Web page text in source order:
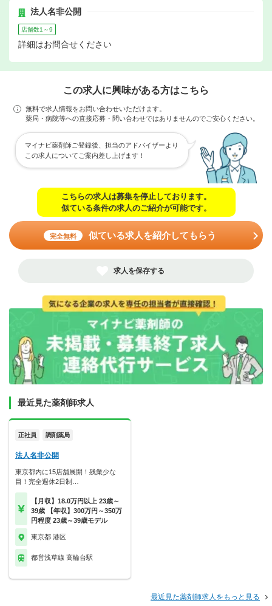
法人名非公開
店舗数1～9
詳細はお問合せください
この求人に興味がある方はこちら
無料で求人情報をお問い合わせいただけます。
薬局・病院等への直接応募・問い合わせではありませんのでご安心ください。
マイナビ薬剤師ご登録後、担当のアドバイザーより
この求人についてご案内差し上げます！
こちらの求人は募集を停止しております。
似ている条件の求人のご紹介が可能です。
完全無料 似ている求人を紹介してもらう
求人を保存する
最近見た薬剤師求人
正社員 調剤薬局
法人名非公開
東京都内に15店舗展開！残業少な
目！完全週休2日制…
【月収】18.0万円以上 23歳～
39歳 【年収】300万円～350万
円程度 23歳～39歳モデル
東京都 港区
都営浅草線 高輪台駅
最近見た薬剤師求人をもっと見る